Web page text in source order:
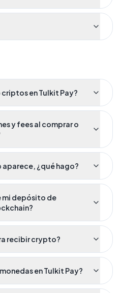
en Tulkit Pay?
y fees al comprar o
¿qué hago?
mi depósito de
recibir crypto?
en Tulkit Pay?